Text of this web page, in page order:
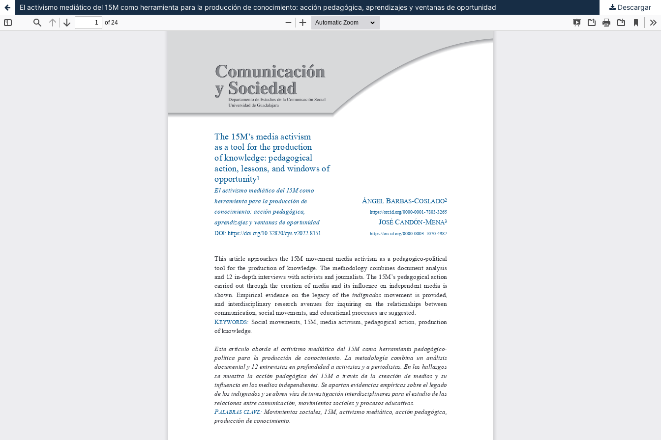
El activismo mediático del 15M como herramienta para la producción de conocimiento: acción pedagógica, aprendizajes y ventanas de oportunidad Descargar